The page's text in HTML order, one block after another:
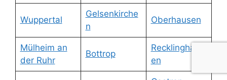
Wuppertal
Gelsenkirche
n
Oberhausen
Mülheim an
der Ruhr
Bottrop
Recklinghaus
en